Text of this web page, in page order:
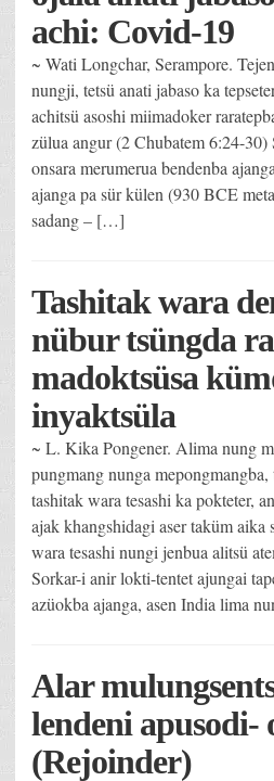
achi: Covid-19
~ Wati Longchar, Serampore.
nungji, tetsü anati jabaso ka
achitsü asoshi miimadoker
zülua angur (2 Chubatem 6:24-
onsara merumerua bendenba
ajanga pa sür külen (930 BCE
sadang – […]
Tashitak wara
nübur tsüngda
madoktsüsa
inyaktsüla
~ L. Kika Pongener. Alima nung
pungmang nunga mepongmangba,
tashitak wara tesashi ka pokteter,
ajak khangshidagi aser taküm
wara tesashi nungi jenbua alitsü
Sorkar-i anir lokti-tentet ajungai
azüokba ajanga, asen India lima
Alar
lendeni apusodi-
(Rejoinder)